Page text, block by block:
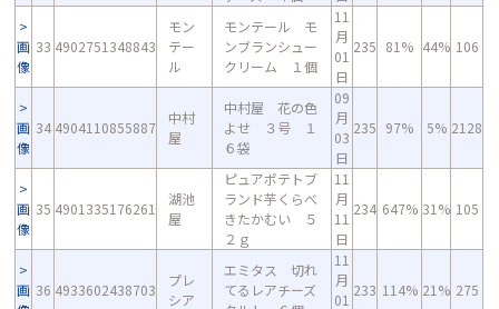
画
像
33 4902751348843
モン
テー
ル
モンテール モ
ンブランシュー
クリーム １個
11
月
01
日
235 81% 44% 106
画
像
34 4904110855887
中村
屋
中村屋 花の色
よせ ３号 １
６袋
09
月
03
日
235 97% 5% 2128
画
像
35 4901335176261
湖池
屋
ピュアポテトブ
ランド芋くらべ
きたかむい ５
２ｇ
11
月
11
日
234 647% 31% 105
画 36 4933602438703
プレ
シア
エミタス 切れ
てるレアチーズ
11
月
01
233 114% 21% 275